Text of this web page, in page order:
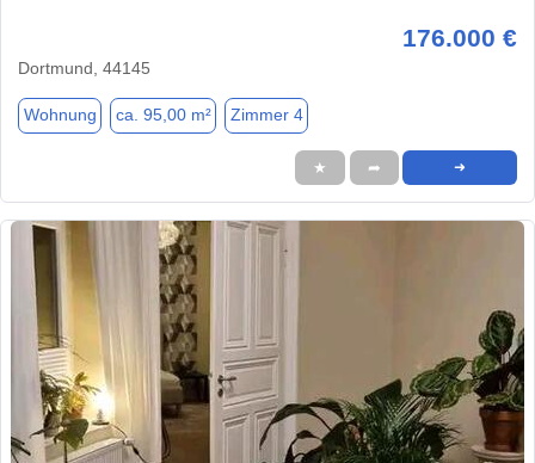
176.000 €
Dortmund, 44145
Wohnung ca. 95,00 m² Zimmer 4
★ ➦ ➜